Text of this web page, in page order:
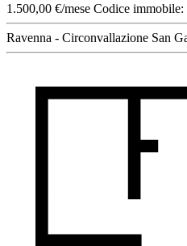
1.500,00 €/mese Codice immobile:
Ravenna - Circonvallazione San